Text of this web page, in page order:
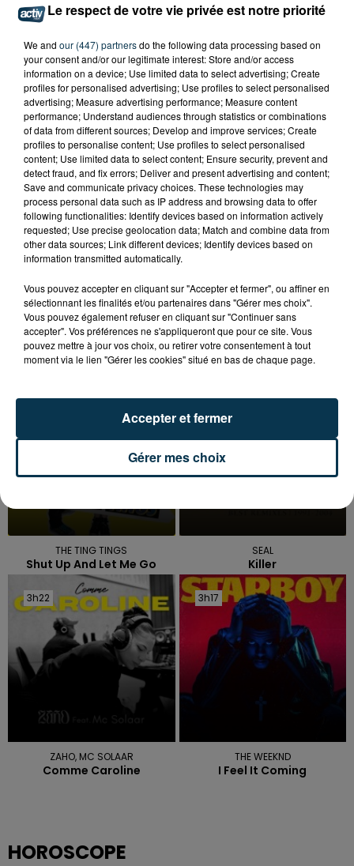
TITRES DIFFUSÉS
THE TING TINGS
Shut Up And Let Me Go
SEAL
Killer
3h22
3h22
ZAHO, MC SOLAAR
Comme Caroline
3h17
3h17
THE WEEKND
I Feel It Coming
HOROSCOPE
Le respect de votre vie privée est notre priorité
We and our (447) partnersdo the following data processing based on
your consent and/or our legitimate interest: Store and/or access
information on a device; Use limited data to select advertising; Create
profiles for personalised advertising; Use profiles to select personalised
advertising; Measure advertising performance; Measure content
performance; Understand audiences through statistics or combinations
of data from different sources; Develop and improve services; Create
profiles to personalise content; Use profiles to select personalised
content; Use limited data to select content; Ensure security, prevent and
detect fraud, and fix errors; Deliver and present advertising and content;
Save and communicate privacy choices. These technologies may
process personal data such as IP address and browsing data to offer
following functionalities: Identify devices based on information actively
requested; Use precise geolocation data; Match and combine data from
other data sources; Link different devices; Identify devices based on
information transmitted automatically.
Vous pouvez accepter en cliquant sur "Accepter et fermer", ou affiner en
sélectionnant les finalités et/ou partenaires dans "Gérer mes choix".
Vous pouvez également refuser en cliquant sur "Continuer sans
accepter". Vos préférences ne s'appliqueront que pour ce site. Vous
pouvez mettre à jour vos choix, ou retirer votre consentement à tout
moment via le lien "Gérer les cookies" situé en bas de chaque page.
Gérer mes choix
Accepter et fermer